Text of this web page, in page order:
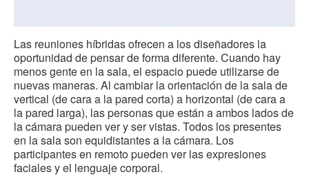
Las reuniones híbridas ofrecen a los diseñadores la
oportunidad de pensar de forma diferente. Cuando hay
menos gente en la sala, el espacio puede utilizarse de
nuevas maneras. Al cambiar la orientación de la sala de
vertical (de cara a la pared corta) a horizontal (de cara a
la pared larga), las personas que están a ambos lados de
la cámara pueden ver y ser vistas. Todos los presentes
en la sala son equidistantes a la cámara. Los
participantes en remoto pueden ver las expresiones
faciales y el lenguaje corporal.